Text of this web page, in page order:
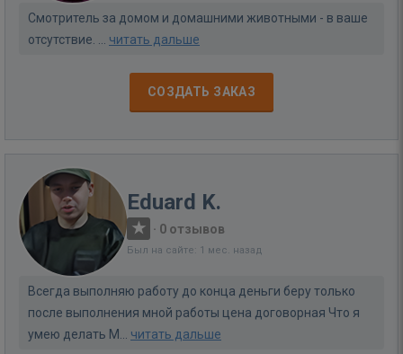
Смотритель за домом и домашними животными - в ваше
отсутствие. ... читать дальше
СОЗДАТЬ ЗАКАЗ
Eduard K.
· 0 отзывов
Был на сайте: 1 мес. назад
Всегда выполняю работу до конца деньги беру только
после выполнения мной работы цена договорная Что я
умею делать М... читать дальше